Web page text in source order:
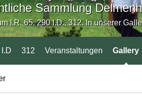
Sammlung
I.R. 65, 290 I.D., 312. In unserer
312 Veranstaltungen Gallery